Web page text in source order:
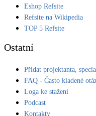
Eshop Refsite
Refsite na Wikipedia
TOP 5 Refsite
Ostatní
Přidat projektanta,
FAQ - Často kladené
Loga ke stažení
Podcast
Kontakty